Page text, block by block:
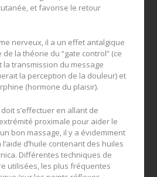
et favorise le retour
nerveux, il a un effet antalgique
la théorie du “gate control” (ce
la transmission du message
la perception de la douleur) et
(hormone du plaisir).
s’effectuer en allant de
proximale pour aider le
bon massage, il y a évidemment
d’huile contenant des huiles
Différentes techniques de
utilisées, les plus fréquentes